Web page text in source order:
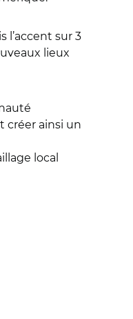
l’accent sur 3
lieux
créer ainsi un
local